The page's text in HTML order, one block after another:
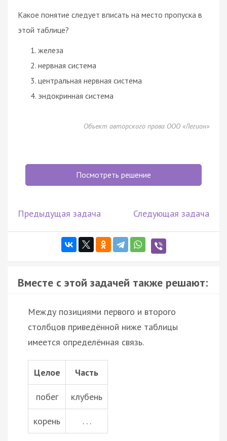
Какое понятие следует вписать на место пропуска в
этой таблице?
железа
нервная система
центральная нервная система
эндокринная система
Объект авторского права ООО «Легион»
Посмотреть решение
Предыдущая задача Следующая задача
Вместе с этой задачей также решают:
Между позициями первого и второго
столбцов приведённой ниже таблицы
имеется определённая связь.
Целое Часть
побег клубень
корень . . .